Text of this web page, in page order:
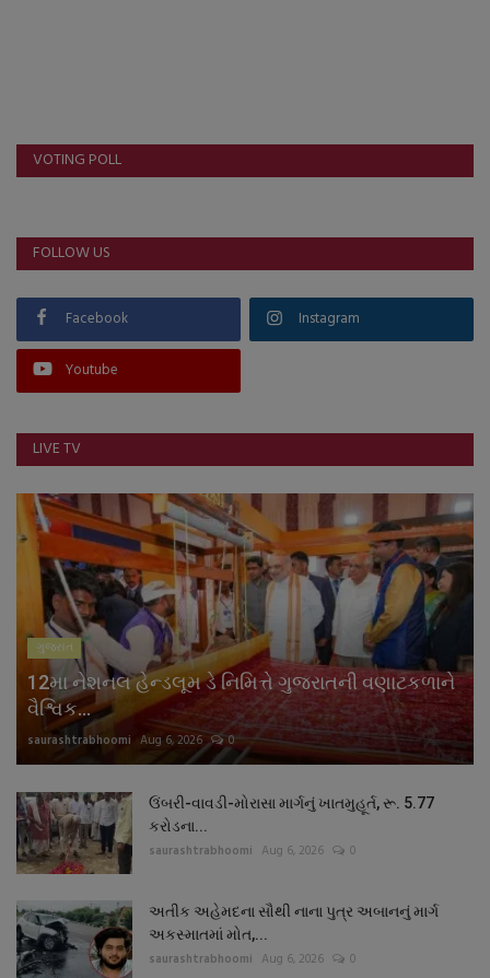
VOTING POLL
FOLLOW US
Facebook Instagram
Youtube
LIVE TV
ગુજરાત
12મા નેશનલ હેન્ડલૂમ ડે નિમિત્તે ગુજરાતની વણાટકળાને
વૈશ્વિક...
saurashtrabhoomi Aug 6, 2026 0
ઉંબરી-વાવડી-મોરાસા માર્ગનું ખાતમુહૂર્ત, રૂ. 5.77
કરોડના...
saurashtrabhoomi Aug 6, 2026 0
અતીક અહેમદના સૌથી નાના પુત્ર અબાનનું માર્ગ
અકસ્માતમાં મોત,...
saurashtrabhoomi Aug 6, 2026 0